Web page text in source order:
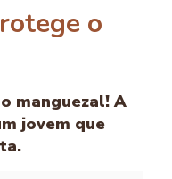
o
manguezal! A
jovem que